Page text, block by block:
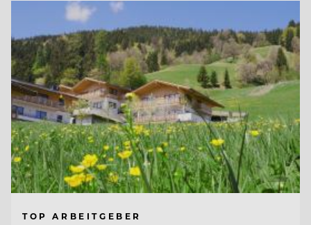
TOP ARBEITGEBER